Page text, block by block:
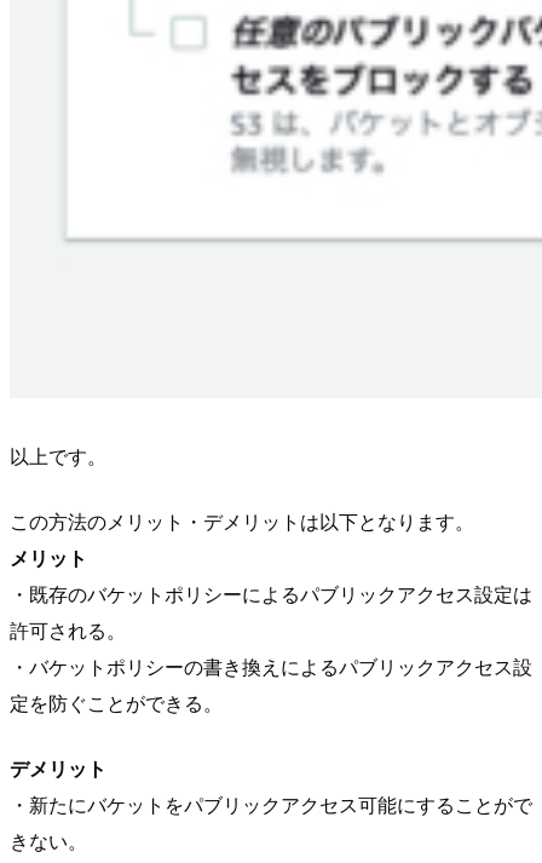
以上です。
この方法のメリット・デメリットは以下となります。
メリット
・既存のバケットポリシーによるパブリックアクセス設定は
許可される。
・バケットポリシーの書き換えによるパブリックアクセス設
定を防ぐことができる。
デメリット
・新たにバケットをパブリックアクセス可能にすることがで
きない。